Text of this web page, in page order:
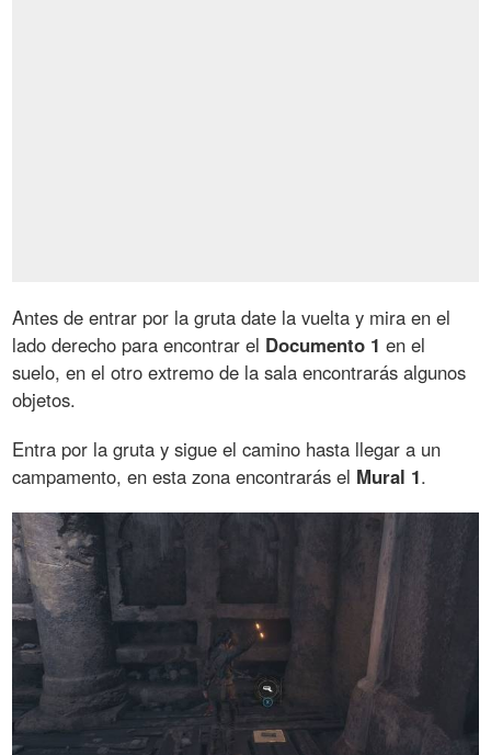
Antes de entrar por la gruta date la vuelta y mira en el
lado derecho para encontrar el Documento 1 en el
suelo, en el otro extremo de la sala encontrarás algunos
objetos.
Entra por la gruta y sigue el camino hasta llegar a un
campamento, en esta zona encontrarás el Mural 1.